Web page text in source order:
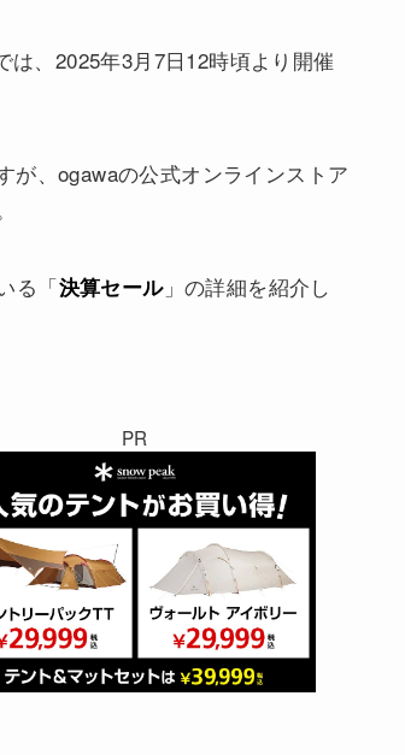
は、2025年3月7日12時頃より開催
が、ogawaの公式オンラインストア
る「決算セール」の詳細を紹介し
PR